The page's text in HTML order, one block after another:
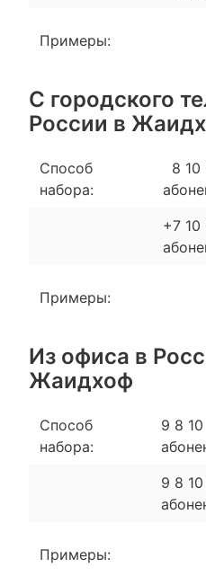
Примеры:
С городского
России в
Способ
набора:
8 10
+7 10
Примеры:
Из офиса в
Жаидхоф
Способ
набора:
9 8
9 8
Примеры: